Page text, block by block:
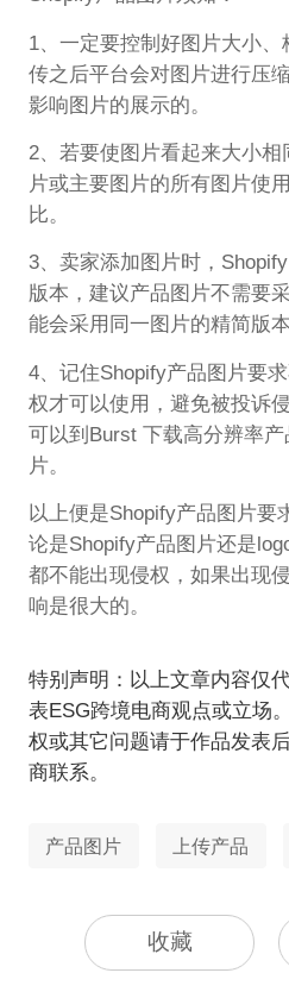
1、一定要控制好图片大小
传之后平台会对图片进行压
影响图片的展示的。
2、若要使图片看起来大小
片或主要图片的所有图片使
比。
3、卖家添加图片时，
版本，建议产品图片不需要
能会采用同一图片的精简版本
4、记住Shopify产品图片要
权才可以使用，避免被投诉
可以到Burst 下载高分辨率
片。
以上便是Shopify产品图片要
论是Shopify产品图片还是
都不能出现侵权，如果出现
响是很大的。
特别声明：以上文章内容仅
表ESG跨境电商观点或立场
权或其它问题请于作品发表
商联系。
产品图片 上传产品
收藏